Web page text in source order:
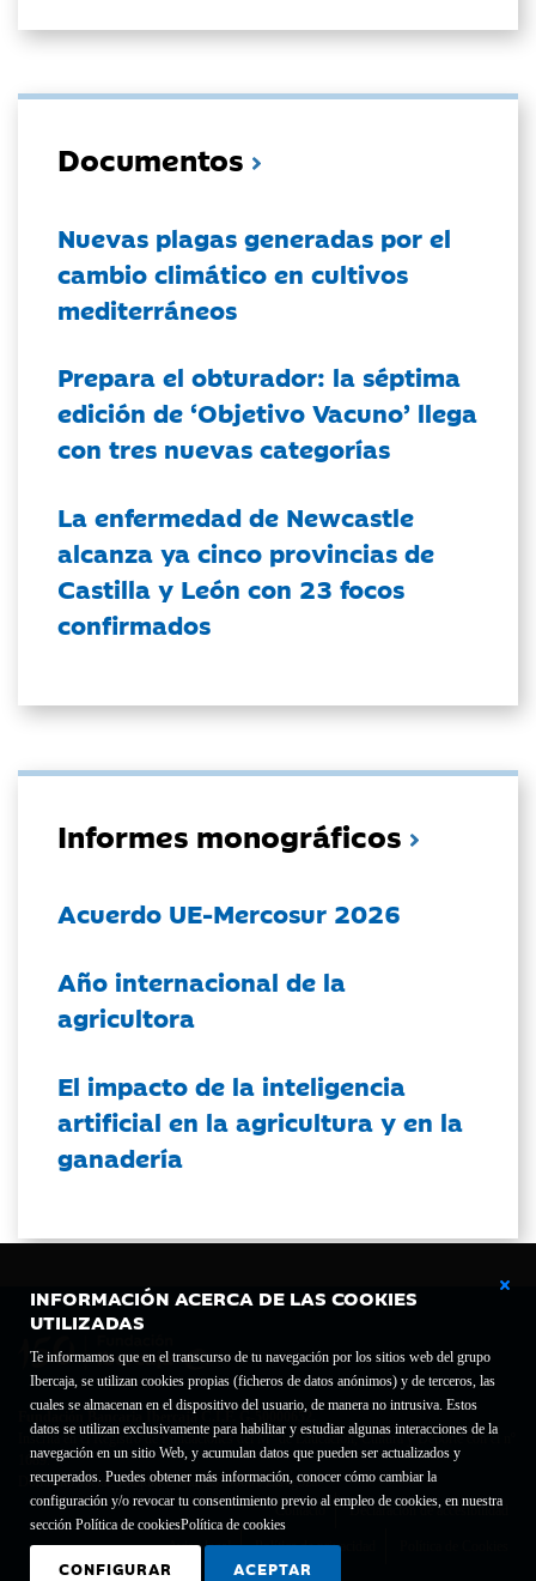
INFORMACIÓN ACERCA DE LAS COOKIES
UTILIZADAS
Te informamos que en el transcurso de tu navegación por los sitios web del grupo
Ibercaja, se utilizan cookies propias (ficheros de datos anónimos) y de terceros, las
cuales se almacenan en el dispositivo del usuario, de manera no intrusiva. Estos
datos se utilizan exclusivamente para habilitar y estudiar algunas interacciones de la
navegación en un sitio Web, y acumulan datos que pueden ser actualizados y
recuperados. Puedes obtener más información, conocer cómo cambiar la
configuración y/o revocar tu consentimiento previo al empleo de cookies, en nuestra
sección Política de cookiesPolítica de cookies
CONFIGURAR ACEPTAR
Documentos
Nuevas plagas generadas por el
cambio climático en cultivos
mediterráneos
Prepara el obturador: la séptima
edición de ‘Objetivo Vacuno’ llega
con tres nuevas categorías
La enfermedad de Newcastle
alcanza ya cinco provincias de
Castilla y León con 23 focos
confirmados
Informes monográficos
Acuerdo UE-Mercosur 2026
Año internacional de la
agricultora
El impacto de la inteligencia
artificial en la agricultura y en la
ganadería
Fundación Bancaria Ibercaja C.I.F. G-50000652.
Inscrita en el Registro de Fundaciones del Mº de Educación, Cultura y Deporte con el nº
1689.
Domicilio social: Joaquín Costa, 13. 50001 Zaragoza.
Contacto
Declaración de accesibilidad
Aviso legal Política de privacidad